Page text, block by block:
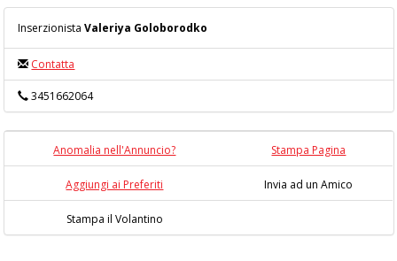
InserzionistaValeriya Goloborodko
Contatta
3451662064
Anomalia nell'Annuncio? Stampa Pagina
Aggiungi ai Preferiti Invia ad un Amico
Stampa il Volantino